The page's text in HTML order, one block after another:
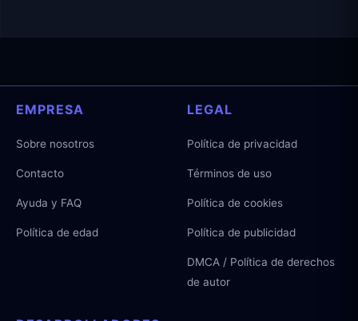
EMPRESA
Sobre nosotros
Contacto
Ayuda y FAQ
Política de edad
LEGAL
Política de privacidad
Términos de uso
Política de cookies
Política de publicidad
DMCA / Política de derechos
de autor